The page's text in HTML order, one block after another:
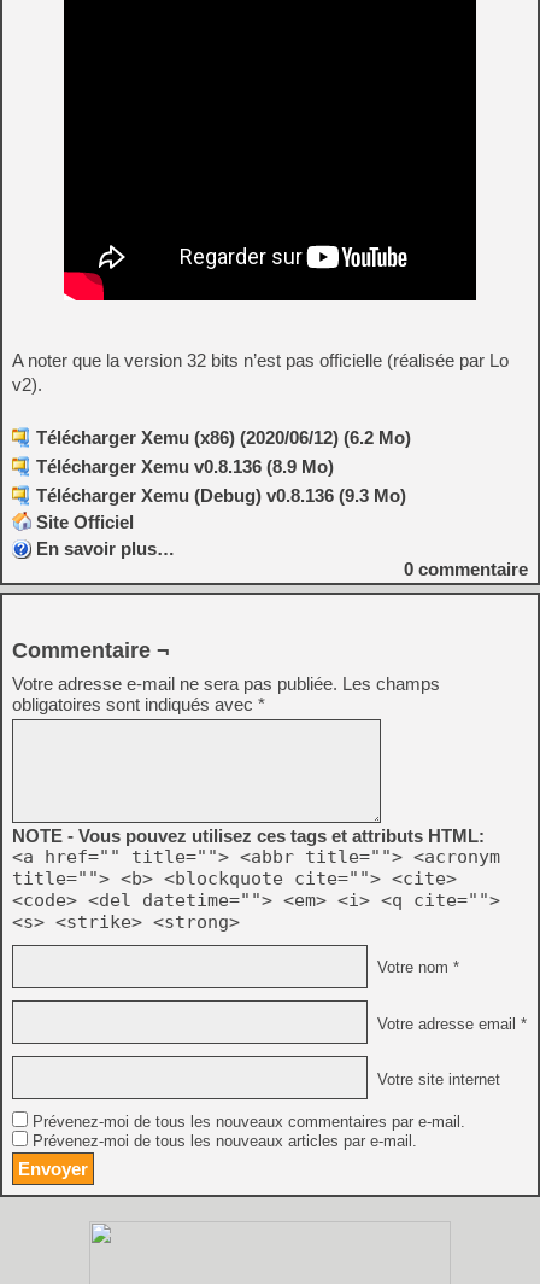
A noter que la version 32 bits n’est pas officielle (réalisée par Lo
v2).
Télécharger Xemu (x86) (2020/06/12) (6.2 Mo)
Télécharger Xemu v0.8.136 (8.9 Mo)
Télécharger Xemu (Debug) v0.8.136 (9.3 Mo)
Site Officiel
En savoir plus…
0 commentaire
Commentaire ¬
Votre adresse e-mail ne sera pas publiée. Les champs
obligatoires sont indiqués avec *
NOTE - Vous pouvez utilisez ces tags et attributs HTML:
<a href="" title=""> <abbr title=""> <acronym
title=""> <b> <blockquote cite=""> <cite>
<code> <del datetime=""> <em> <i> <q cite="">
<s> <strike> <strong>
Votre nom *
Votre adresse email *
Votre site internet
Prévenez-moi de tous les nouveaux commentaires par e-mail.
Prévenez-moi de tous les nouveaux articles par e-mail.